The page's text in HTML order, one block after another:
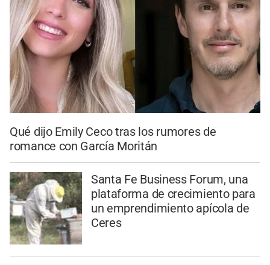
Qué dijo Emily Ceco tras los rumores de
romance con García Moritán
Santa Fe Business Forum, una
plataforma de crecimiento para
un emprendimiento apícola de
Ceres